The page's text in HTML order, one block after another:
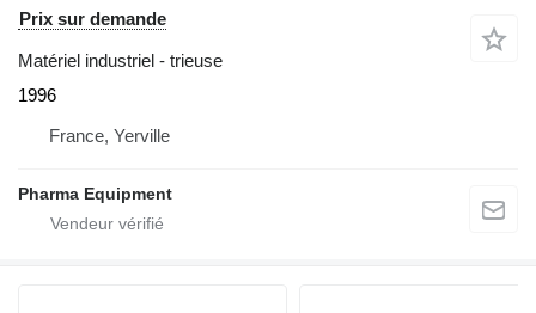
Prix sur demande
Matériel industriel - trieuse
1996
France, Yerville
Pharma Equipment